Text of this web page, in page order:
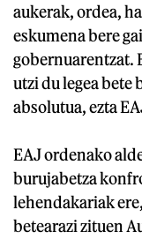
aukerak, ordea,
eskumena bere
gobernuarentzat.
utzi du legea bete
absolutua, ezta
EAJ ordenako
burujabetza
lehendakariak
betearazi zituen